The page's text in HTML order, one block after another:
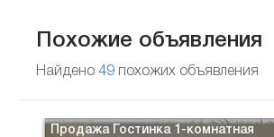
Похожие объявления
Найдено 49 похожих объявления
Продажа Гостинка 1-комнатная